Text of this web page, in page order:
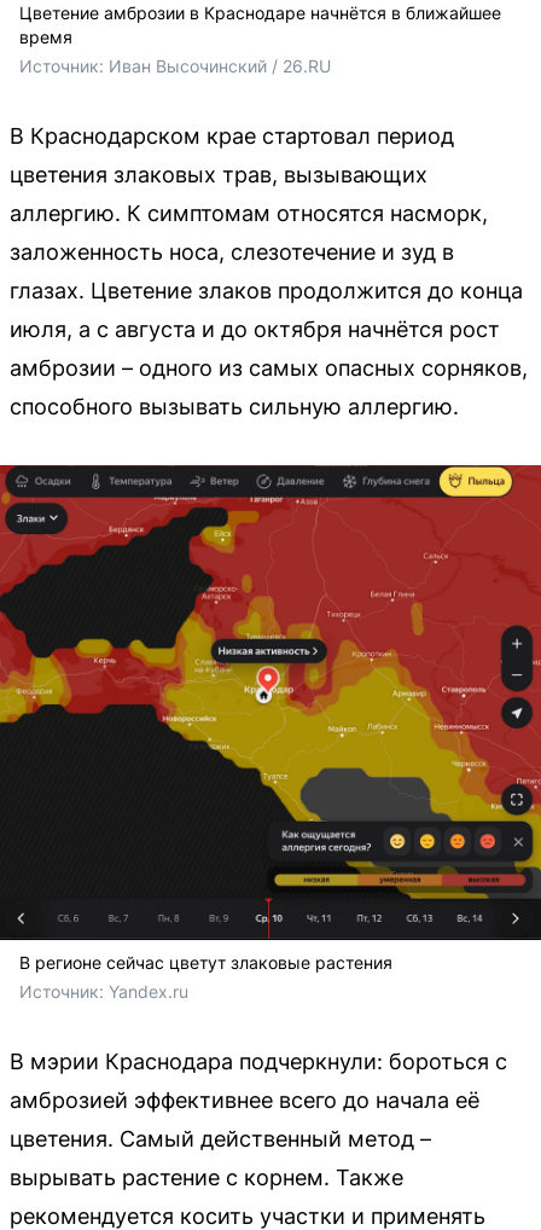
Цветение амброзии в Краснодаре начнётся в ближайшее
время
Источник: Иван Высочинский / 26.RU
В Краснодарском крае стартовал период
цветения злаковых трав, вызывающих
аллергию. К симптомам относятся насморк,
заложенность носа, слезотечение и зуд в
глазах. Цветение злаков продолжится до конца
июля, а с августа и до октября начнётся рост
амброзии – одного из самых опасных сорняков,
способного вызывать сильную аллергию.
В регионе сейчас цветут злаковые растения
Источник: Yandex.ru
В мэрии Краснодара подчеркнули: бороться с
амброзией эффективнее всего до начала её
цветения. Самый действенный метод –
вырывать растение с корнем. Также
рекомендуется косить участки и применять